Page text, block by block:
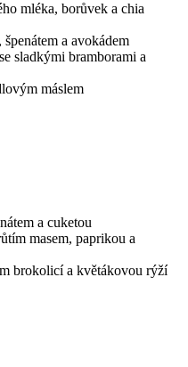
mléka, borůvek a chia
a avokádem
sladkými bramborami a
máslem
a cuketou
masem, paprikou a
brokolicí a květákovou rýží